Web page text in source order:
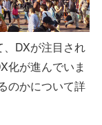
DXが注目され
化が進んでいま
のかについて詳